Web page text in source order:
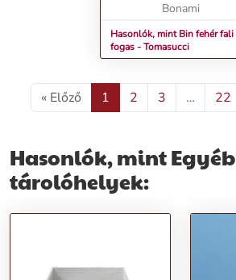
Bonami
Hasonlók, mint Bin fehér fali
fogas - Tomasucci
« Előző 1 2 3 … 22
Hasonlók, mint Egyéb
tárolóhelyek: